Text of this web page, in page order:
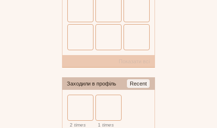
Заходили в профіль Recent
2 times 1 times